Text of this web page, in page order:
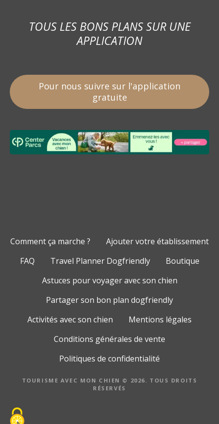
TOUS LES BONS PLANS SUR UNE
APPLICATION
Pour nous suivre sur l'application
gratuite
Comment ça marche ?
Ajouter votre établissement
FAQ
Travel Planner Dogfriendly
Boutique
Astuces pour voyager avec son chien
Partager son bon plan dogfriendly
Activités avec son chien
Mentions légales
Conditions générales de vente
Politiques de confidentialité
TOURISME AVEC MON CHIEN © 2026. TOUS DROITS
RÉSERVÉS